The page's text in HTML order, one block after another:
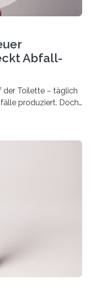
Abfall-
der Toilette – täglich
produziert. Doch
wenn sie in
ist, zeigt der vom
und der
und am 24. Oktober
„KreisLauf“. Er